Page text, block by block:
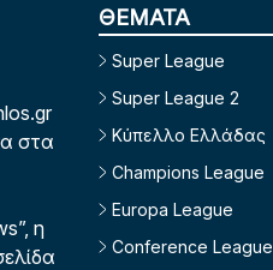
στα
η
ΘΕΜΑΤΑ
Super League
Super League 2
Κύπελλο Ελλάδας
Champions League
Europa League
Conference League